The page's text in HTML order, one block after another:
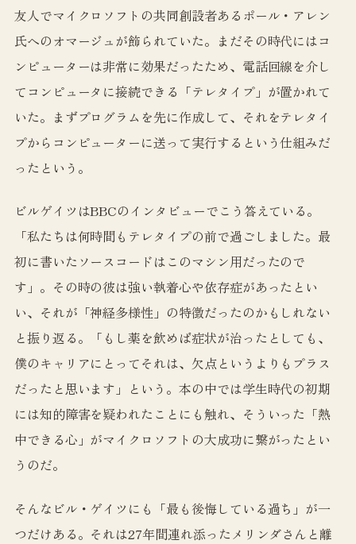
友人でマイクロソフトの共同創設者あるポール・アレン
氏へのオマージュが飾られていた。まだその時代にはコ
ンピューターは非常に効果だったため、電話回線を介し
てコンピュータに接続できる「テレタイプ」が置かれて
いた。まずプログラムを先に作成して、それをテレタイ
プからコンピューターに送って実行するという仕組みだ
ったという。
ビルゲイツはBBCのインタビューでこう答えている。
「私たちは何時間もテレタイプの前で過ごしました。最
初に書いたソースコードはこのマシン用だったので
す」。その時の彼は強い執着心や依存症があったとい
い、それが「神経多様性」の特徴だったのかもしれない
と振り返る。「もし薬を飲めば症状が治ったとしても、
僕のキャリアにとってそれは、欠点というよりもプラス
だったと思います」という。本の中では学生時代の初期
には知的障害を疑われたことにも触れ、そういった「熱
中できる心」がマイクロソフトの大成功に繋がったとい
うのだ。
そんなビル・ゲイツにも「最も後悔している過ち」が一
つだけある。それは27年間連れ添ったメリンダさんと離